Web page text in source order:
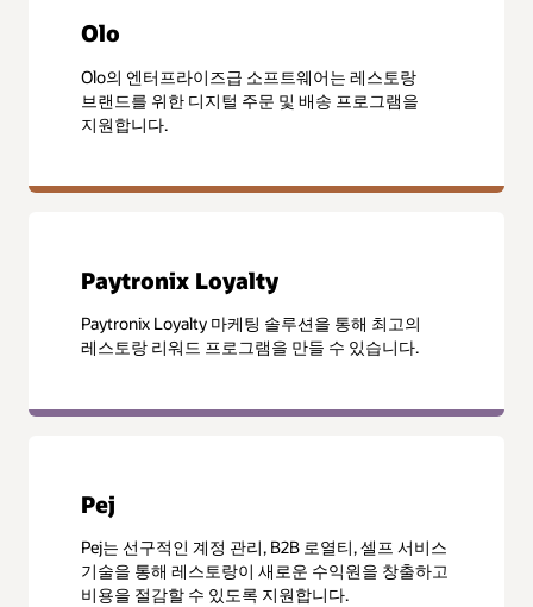
Olo
Olo의 엔터프라이즈급 소프트웨어는 레스토랑
브랜드를 위한 디지털 주문 및 배송 프로그램을
지원합니다.
Paytronix Loyalty
Paytronix Loyalty 마케팅 솔루션을 통해 최고의
레스토랑 리워드 프로그램을 만들 수 있습니다.
Pej
Pej는 선구적인 계정 관리, B2B 로열티, 셀프 서비스
기술을 통해 레스토랑이 새로운 수익원을 창출하고
비용을 절감할 수 있도록 지원합니다.